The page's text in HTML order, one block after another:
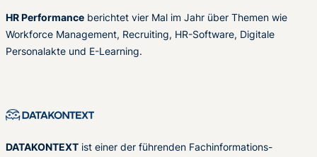
HR Performance berichtet vier Mal im Jahr über Themen wie
Workforce Management, Recruiting, HR-Software, Digitale
Personalakte und E-Learning.
DATAKONTEXT ist einer der führenden Fachinformations-